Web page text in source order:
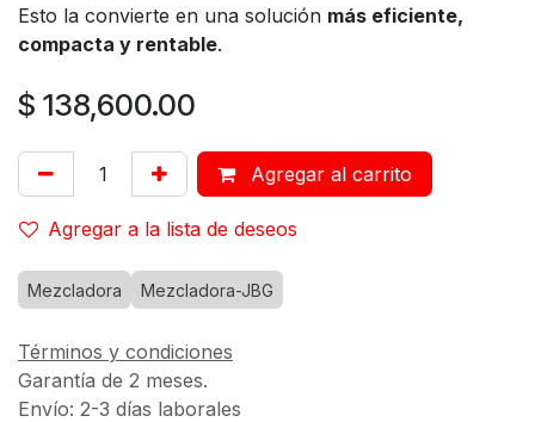
Esto la convierte en una solución más eficiente,
compacta y rentable.
$ 138,600.00
Agregar al carrito
Agregar a la lista de deseos
Mezcladora Mezcladora-JBG
Términos y condiciones
Garantía de 2 meses.
Envío: 2-3 días laborales